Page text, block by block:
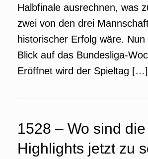
Halbfinale ausrechnen, was
zwei von den drei
historischer Erfolg wäre.
Blick auf das Bundesliga-
Eröffnet wird der Spieltag […]
1528 – Wo sind die
Highlights jetzt zu